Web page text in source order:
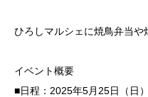
ひろしマルシェに焼鳥弁当や
イベント概要
■日程：2025年5月25日（日）